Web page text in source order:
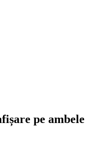
pe ambele